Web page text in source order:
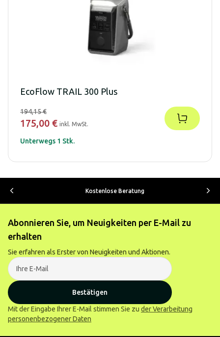
EcoFlow TRAIL 300 Plus
194,15 €
175,00 € inkl. MwSt.
Unterwegs 1 Stk.
Kostenlose Beratung
Abonnieren Sie, um Neuigkeiten per E-Mail zu
erhalten
Sie erfahren als Erster von Neuigkeiten und Aktionen.
Bestätigen
Mit der Eingabe Ihrer E-Mail stimmen Sie zu der Verarbeitung
personenbezogener Daten